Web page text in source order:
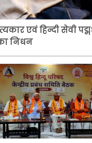
एवं हिन्दी सेवी
निधन